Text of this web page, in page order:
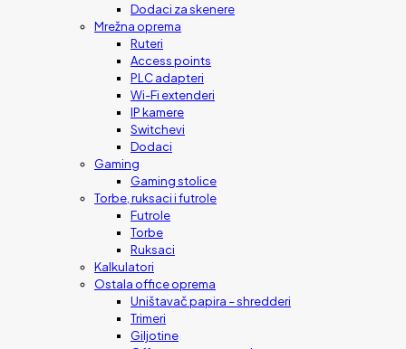
Dodaci za skenere
Mrežna oprema
Ruteri
Access points
PLC adapteri
Wi-Fi extenderi
IP kamere
Switchevi
Dodaci
Gaming
Gaming stolice
Torbe, ruksaci i futrole
Futrole
Torbe
Ruksaci
Kalkulatori
Ostala office oprema
Uništavač papira – shredderi
Trimeri
Giljotine